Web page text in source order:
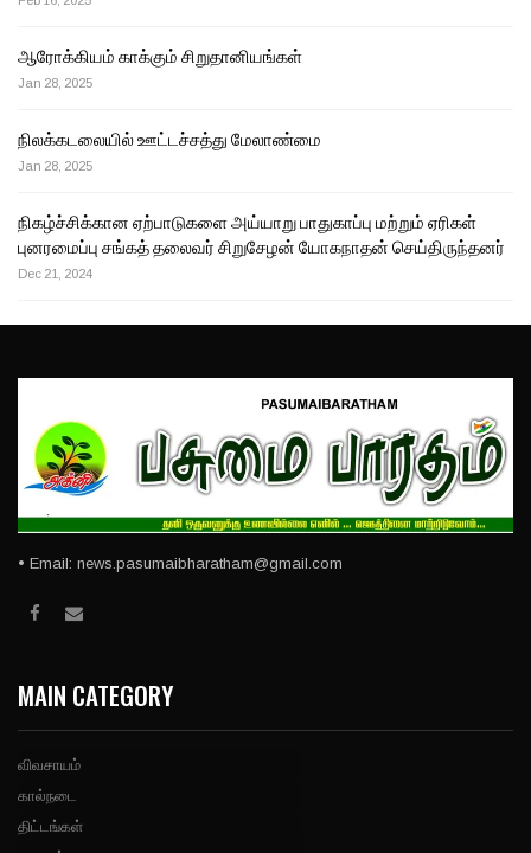
ஆரோக்கியம் காக்கும் சிறுதானியங்கள்
Jan 28, 2025
நிலக்கடலையில் ஊட்டச்சத்து மேலாண்மை
Jan 28, 2025
நிகழ்ச்சிக்கான ஏற்பாடுகளை அய்யாறு பாதுகாப்பு மற்றும் ஏரிகள்
புனரமைப்பு சங்கத் தலைவர் சிறுசேழன் யோகநாதன் செய்திருந்தனர்
Dec 21, 2024
• Email: news.pasumaibharatham@gmail.com
MAIN CATEGORY
விவசாயம்
கால்நடை
திட்டங்கள்